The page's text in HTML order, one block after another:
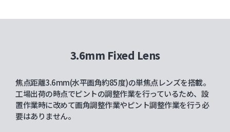
3.6mm Fixed Lens
焦点距離3.6mm(水平画角約85度)の単焦点レンズを搭載。
工場出荷の時点でピントの調整作業を行っているため、設
置作業時に改めて画角調整作業やピント調整作業を行う必
要はありません。